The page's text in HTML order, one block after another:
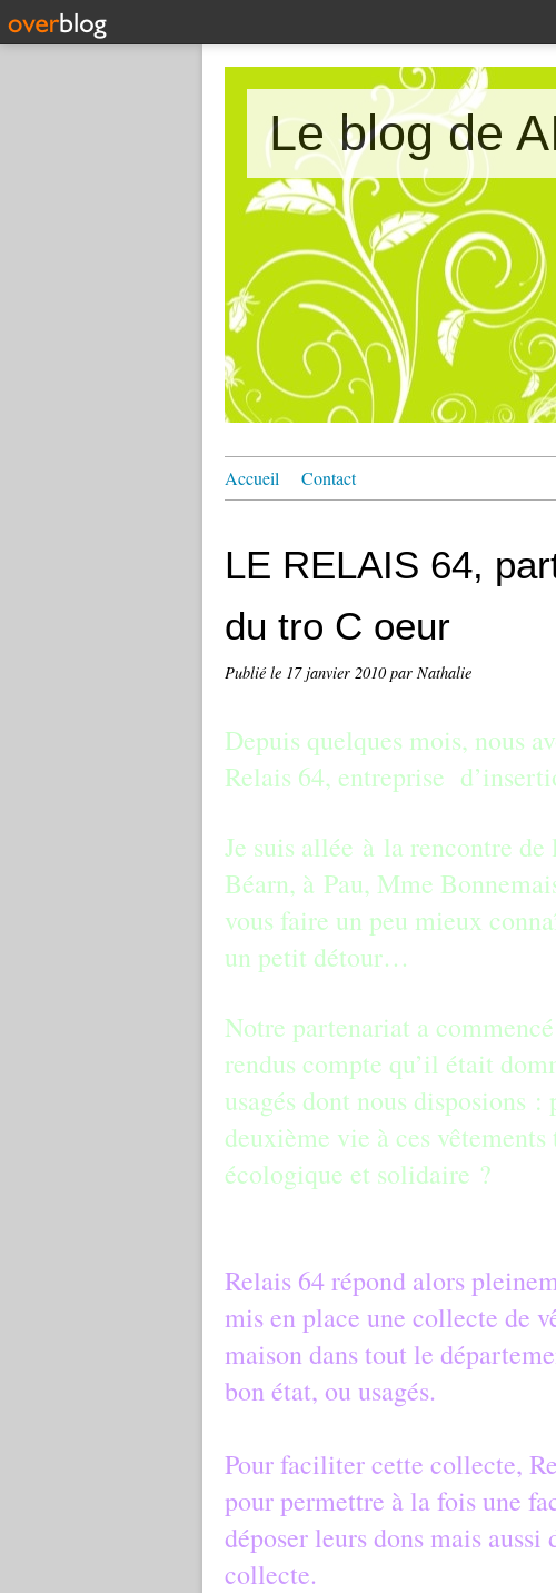
Accueil Contact
LE RELAIS 64,
du tro C oeur
Publié le 17 janvier 2010par Nathalie
Depuis quelques mois, nous
Relais 64, entreprise
Je suis allée à la rencontre de
Béarn, à Pau, Mme
vous faire un peu mieux
un petit détour…
Notre partenariat a
rendus compte qu’il était
usagés dont nous disposions
deuxième vie à ces
écologique et solidaire ?
Relais 64 répond alors
mis en place une collecte de
maison dans tout le
bon état, ou usagés.
Pour faciliter cette collecte,
pour permettre à la fois une
déposer leurs dons mais
collecte.